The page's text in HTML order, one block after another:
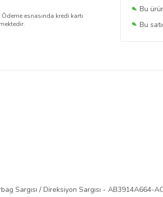
Bu
Bu
Bu
esnasında kredi kartı
Sargısı / Direksiyon Sargısı - AB3914A664-